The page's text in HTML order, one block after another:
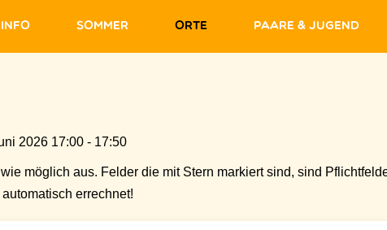
Info Sommer Orte Paare & Jugend
2026 17:00 - 17:50
möglich aus. Felder die mit Stern markiert sind, sind
errechnet!